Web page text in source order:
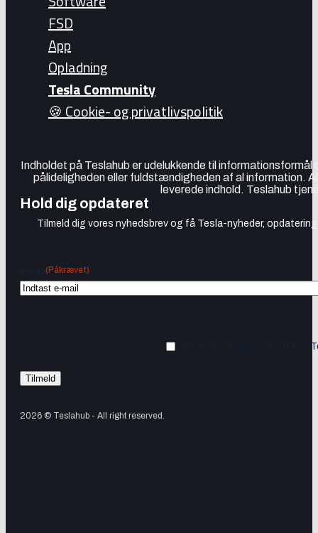
FSD
App
Opladning
Tesla Community
🍪 Cookie- og privatlivspolitik
Indholdet på Teslahub er udelukkende til
pålideligheden eller fuldstændigheden af al information.
leverede indhold. Teslahub
Hold dig opdateret
Tilmeld dig vores nyhedsbrev og få Tesla-nyheder,
(Påkrævet)
Ja tak, jeg vil gerne modtage
2026 © Teslahub - All right reserved.